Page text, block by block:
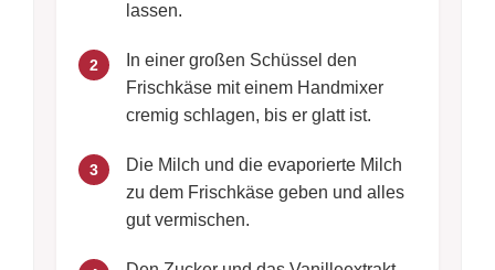
lassen.
2
In einer großen Schüssel den
Frischkäse mit einem Handmixer
cremig schlagen, bis er glatt ist.
3
Die Milch und die evaporierte Milch
zu dem Frischkäse geben und alles
gut vermischen.